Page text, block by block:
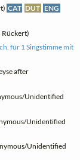
CAT DUT ENG
Rückert)
für 1 Singstimme mit
after
Unidentified
Unidentified
Unidentified